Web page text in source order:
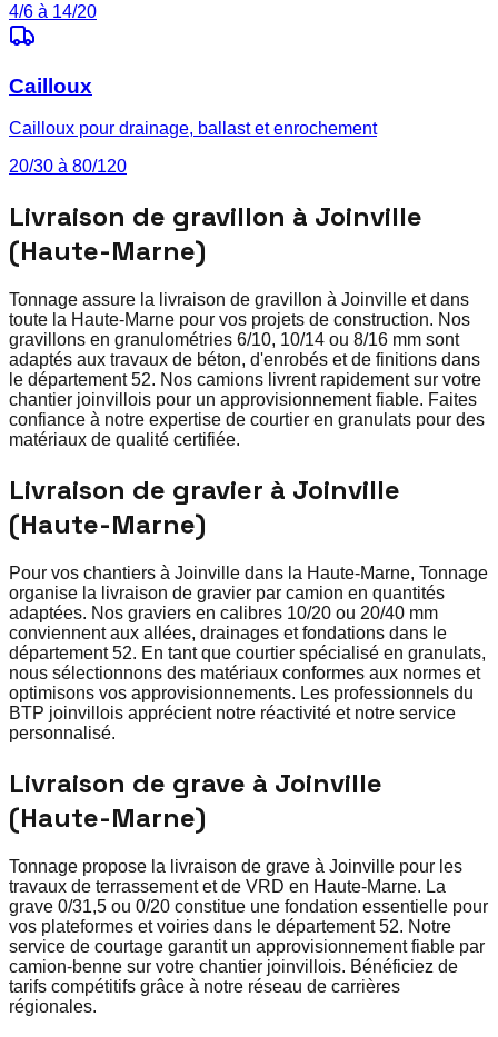
4/6 à 14/20
Cailloux
Cailloux pour drainage, ballast et enrochement
20/30 à 80/120
Livraison de gravillon à Joinville
(Haute-Marne)
Tonnage assure la livraison de gravillon à Joinville et dans
toute la Haute-Marne pour vos projets de construction. Nos
gravillons en granulométries 6/10, 10/14 ou 8/16 mm sont
adaptés aux travaux de béton, d'enrobés et de finitions dans
le département 52. Nos camions livrent rapidement sur votre
chantier joinvillois pour un approvisionnement fiable. Faites
confiance à notre expertise de courtier en granulats pour des
matériaux de qualité certifiée.
Livraison de gravier à Joinville
(Haute-Marne)
Pour vos chantiers à Joinville dans la Haute-Marne, Tonnage
organise la livraison de gravier par camion en quantités
adaptées. Nos graviers en calibres 10/20 ou 20/40 mm
conviennent aux allées, drainages et fondations dans le
département 52. En tant que courtier spécialisé en granulats,
nous sélectionnons des matériaux conformes aux normes et
optimisons vos approvisionnements. Les professionnels du
BTP joinvillois apprécient notre réactivité et notre service
personnalisé.
Livraison de grave à Joinville
(Haute-Marne)
Tonnage propose la livraison de grave à Joinville pour les
travaux de terrassement et de VRD en Haute-Marne. La
grave 0/31,5 ou 0/20 constitue une fondation essentielle pour
vos plateformes et voiries dans le département 52. Notre
service de courtage garantit un approvisionnement fiable par
camion-benne sur votre chantier joinvillois. Bénéficiez de
tarifs compétitifs grâce à notre réseau de carrières
régionales.